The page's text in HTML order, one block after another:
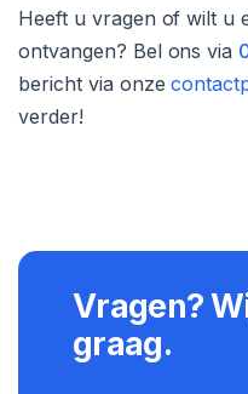
Heeft u vragen of wilt u
ontvangen? Bel ons via
bericht via onze
verder!
Vragen?
graag.